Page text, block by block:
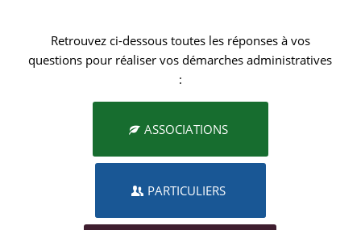
Retrouvez ci-dessous toutes les réponses à vos
questions pour réaliser vos démarches administratives
:
ASSOCIATIONS
PARTICULIERS